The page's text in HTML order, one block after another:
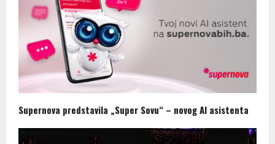
Supernova predstavila „Super Sovu“ – novog AI asistenta